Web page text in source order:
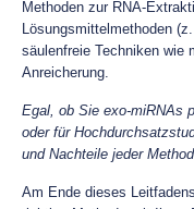
Methoden zur RNA-
Lösungsmittelmethoden
säulenfreie Techniken wie
Anreicherung.
Egal, ob Sie exo-miRNAs
oder für
und Nachteile jeder
Am Ende dieses